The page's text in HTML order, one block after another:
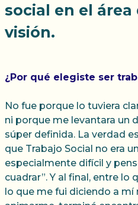
social en el área
visión.
¿Por qué elegiste ser
No fue porque lo tuviera
ni porque me levantara un
súper definida. La verdad
que Trabajo Social no era
especialmente difícil y
cuadrar”. Y al final, entre lo
lo que me fui diciendo a mí